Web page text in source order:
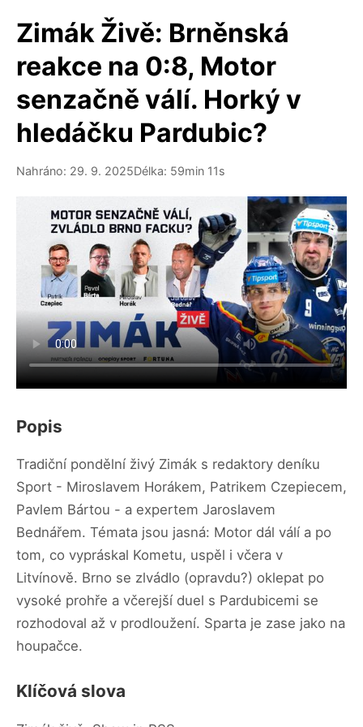
Zimák Živě: Brněnská
reakce na 0:8, Motor
senzačně válí. Horký v
hledáčku Pardubic?
Nahráno: 29. 9. 2025Délka: 59min 11s
Popis
Tradiční pondělní živý Zimák s redaktory deníku
Sport - Miroslavem Horákem, Patrikem Czepiecem,
Pavlem Bártou - a expertem Jaroslavem
Bednářem. Témata jsou jasná: Motor dál válí a po
tom, co vypráskal Kometu, uspěl i včera v
Litvínově. Brno se zlvádlo (opravdu?) oklepat po
vysoké prohře a včerejší duel s Pardubicemi se
rozhodoval až v prodloužení. Sparta je zase jako na
houpačce.
Klíčová slova